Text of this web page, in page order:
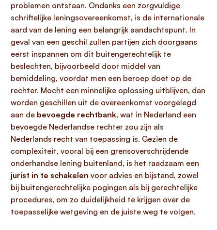
problemen ontstaan. Ondanks een zorgvuldige
schriftelijke leningsovereenkomst, is de internationale
aard van de lening een belangrijk aandachtspunt. In
geval van een geschil zullen partijen zich doorgaans
eerst inspannen om dit buitengerechtelijk te
beslechten, bijvoorbeeld door middel van
bemiddeling, voordat men een beroep doet op de
rechter. Mocht een minnelijke oplossing uitblijven, dan
worden geschillen uit de overeenkomst voorgelegd
aan de bevoegde rechtbank, wat in Nederland een
bevoegde Nederlandse rechter zou zijn als
Nederlands recht van toepassing is. Gezien de
complexiteit, vooral bij een grensoverschrijdende
onderhandse lening buitenland, is het raadzaam een
jurist in te schakelen voor advies en bijstand, zowel
bij buitengerechtelijke pogingen als bij gerechtelijke
procedures, om zo duidelijkheid te krijgen over de
toepasselijke wetgeving en de juiste weg te volgen.